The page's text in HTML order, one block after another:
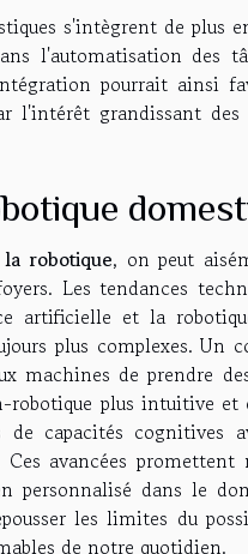
s'intègrent de plus
l'automatisation des
pourrait ainsi
l'intérêt grandissant
robotique, on peut
Les tendances
artificielle et la
plus complexes.
machines de prendre
plus intuitive et
capacités cognitives
avancées
personnalisé dans le
les limites du
de notre quotidien.